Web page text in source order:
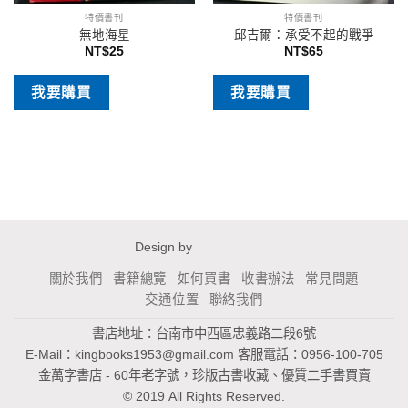
特價書刊
無地海星
NT$25
我要購買
特價書刊
邱吉爾：承受不起的戰爭
NT$65
我要購買
Design by
關於我們 書籍總覽 如何買書 收書辦法
常見問題
交通位置
聯絡我們
書店地址：台南市中西區忠義路二段6號
E-Mail： kingbooks1953@gmail.com 客服電話：0956-100-705
金萬字書店 - 60年老字號，珍版古書收藏、優質二手書買賣
© 2019 All Rights Reserved.